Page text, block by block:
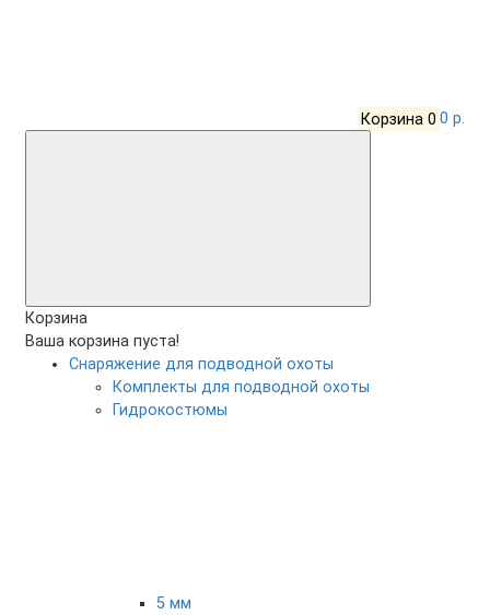
Корзина 0 0 р.
Корзина
Ваша корзина пуста!
Снаряжение для подводной охоты
Комплекты для подводной охоты
Гидрокостюмы
5 мм